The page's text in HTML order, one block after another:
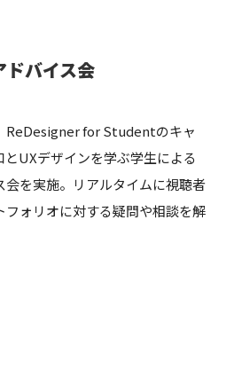
ドバイス会
ReDesigner for Studentのキャ
UXデザインを学ぶ学生による
を実施。リアルタイムに視聴者
ォリオに対する疑問や相談を解